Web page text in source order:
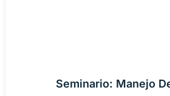
Seminario: Manejo